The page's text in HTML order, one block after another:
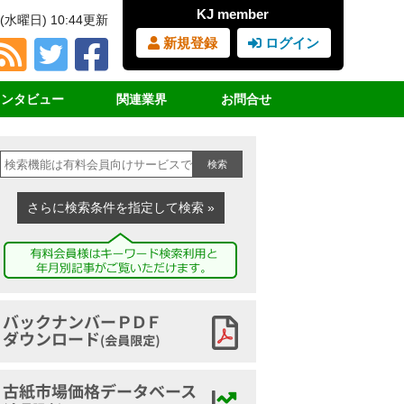
KJ member
新規登録
ログイン
曜日) 10:44更新
タビュー
イクル女子
団体挨拶
講演録
関連業界
ＰＥＴボトル
廃プラスチック
鉄スクラップ
家電リサイクル
古布
お問合せ
購読の申込み
広告の申込み
ヤードマップの申込み
古紙ジャーナルとは
検索
さらに検索条件を指定して検索 »